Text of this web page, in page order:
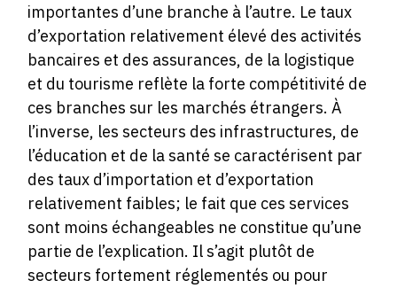
importantes d’une branche à l’autre. Le taux
d’exportation relativement élevé des activités
bancaires et des assurances, de la logistique
et du tourisme reflète la forte compétitivité de
ces branches sur les marchés étrangers. À
l’inverse, les secteurs des infrastructures, de
l’éducation et de la santé se caractérisent par
des taux d’importation et d’exportation
relativement faibles; le fait que ces services
sont moins échangeables ne constitue qu’une
partie de l’explication. Il s’agit plutôt de
secteurs fortement réglementés ou pour